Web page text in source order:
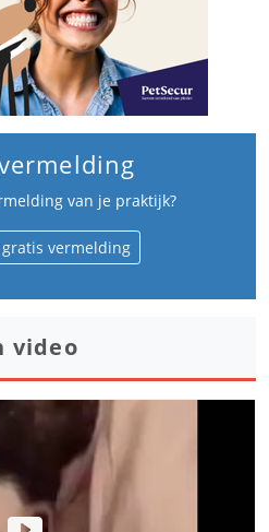
van je praktijk?
vermelding
video